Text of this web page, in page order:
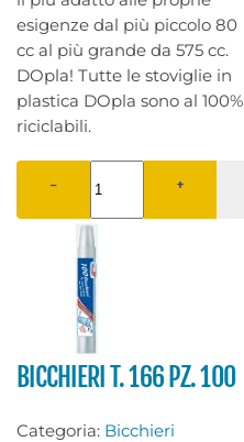
esigenze dal più piccolo 80
cc al più grande da 575 cc.
DOpla! Tutte le stoviglie in
plastica DOpla sono al 100%
riciclabili.
− +
BICCHIERI T. 166 PZ. 100
Categoria: Bicchieri